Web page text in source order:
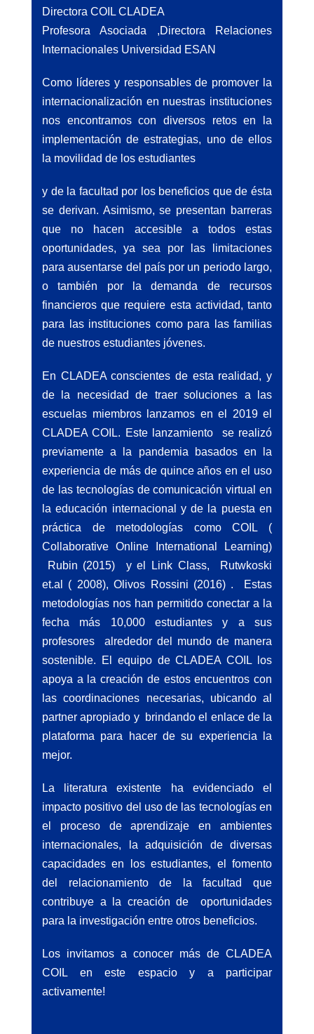
Directora COIL CLADEA
Profesora Asociada ,Directora Relaciones
Internacionales Universidad ESAN
Como líderes y responsables de promover la
internacionalización en nuestras instituciones
nos encontramos con diversos retos en la
implementación de estrategias, uno de ellos
la movilidad de los estudiantes
y de la facultad por los beneficios que de ésta
se derivan. Asimismo, se presentan barreras
que no hacen accesible a todos estas
oportunidades, ya sea por las limitaciones
para ausentarse del país por un periodo largo,
o también por la demanda de recursos
financieros que requiere esta actividad, tanto
para las instituciones como para las familias
de nuestros estudiantes jóvenes.
En CLADEA conscientes de esta realidad, y
de la necesidad de traer soluciones a las
escuelas miembros lanzamos en el 2019 el
CLADEA COIL. Este lanzamiento se realizó
previamente a la pandemia basados en la
experiencia de más de quince años en el uso
de las tecnologías de comunicación virtual en
la educación internacional y de la puesta en
práctica de metodologías como COIL (
Collaborative Online International Learning)
Rubin (2015) y el Link Class, Rutwkoski
et.al ( 2008), Olivos Rossini (2016) . Estas
metodologías nos han permitido conectar a la
fecha más 10,000 estudiantes y a sus
profesores alrededor del mundo de manera
sostenible. El equipo de CLADEA COIL los
apoya a la creación de estos encuentros con
las coordinaciones necesarias, ubicando al
partner apropiado y brindando el enlace de la
plataforma para hacer de su experiencia la
mejor.
La literatura existente ha evidenciado el
impacto positivo del uso de las tecnologías en
el proceso de aprendizaje en ambientes
internacionales, la adquisición de diversas
capacidades en los estudiantes, el fomento
del relacionamiento de la facultad que
contribuye a la creación de oportunidades
para la investigación entre otros beneficios.
Los invitamos a conocer más de CLADEA
COIL en este espacio y a participar
activamente!